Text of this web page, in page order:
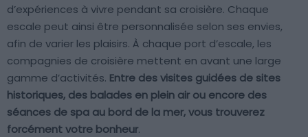
d’expériences à vivre pendant sa croisière. Chaque
escale peut ainsi être personnalisée selon ses envies,
afin de varier les plaisirs. À chaque port d’escale, les
compagnies de croisière mettent en avant une large
gamme d’activités. Entre des visites guidées de sites
historiques, des balades en plein air ou encore des
séances de spa au bord de la mer, vous trouverez
forcément votre bonheur.